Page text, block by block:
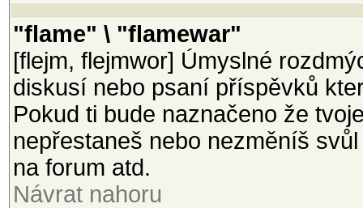
"flame" \ "flamewar"
[flejm, flejmwor] Úmyslné
diskusí nebo psaní příspěvků
Pokud ti bude naznačeno že
nepřestaneš nebo nezměníš
na forum atd.
Návrat nahoru